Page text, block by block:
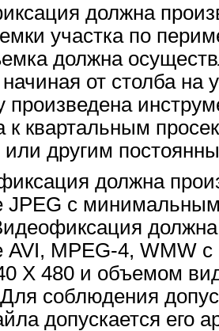
должна
участка по
должна
от столба на
произведена
к квартальным
другим
должна
JPEG с
должна
AVI, MPEG-4, WMW
X 480 и объемом
соблюдения
допускается его